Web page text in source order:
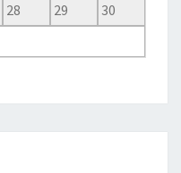
28 29
30